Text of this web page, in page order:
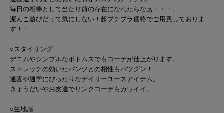
毎日の相棒として当たり前の存在になれたらなぁ・・・。
泥んこ遊びだって気にしない！超プチプラ価格でご用意しておりま
す！！
○スタイリング
デニムやシンプルなボトムスでもコーデが仕上がります。
ストレッチの効いたパンツとの相性もバツグン！
通園や通学にぴったりなデイリーユースアイテム。
きょうだいやお友達でリンクコーデもカワイイ。
○生地感